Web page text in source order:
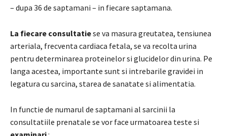
– dupa 36 de saptamani – in fiecare saptamana.
La fiecare consultatiese va masura greutatea, tensiunea
arteriala, frecventa cardiaca fetala, se va recolta urina
pentru determinarea proteinelor si glucidelor din urina. Pe
langa acestea, importante sunt si intrebarile gravidei in
legatura cu sarcina, starea de sanatate si alimentatia.
In functie de numarul de saptamani al sarcinii la
consultatiile prenatale se vor face urmatoarea teste si